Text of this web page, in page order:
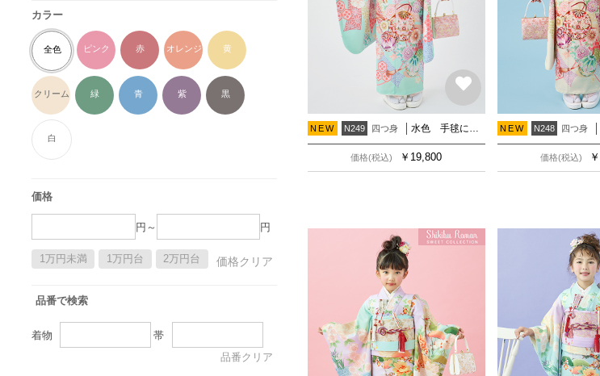
カラー
全色 ピンク 赤 オレンジ 黄
クリーム 緑 青 紫 黒
白
価格
円～ 円
1万円未満 1万円台 2万円台 価格クリア
品番で検索
着物
帯
品番クリア
NEW N249 四つ身 水色 手毬に熨斗
価格(税込) ￥ 19,800
NEW N248 四つ身
価格(税込) ￥